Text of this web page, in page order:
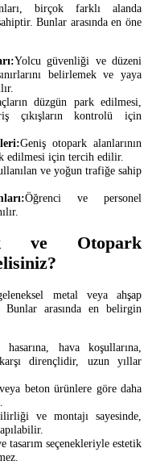
birçok farklı alanda
Bunlar arasında en öne
Yolcu güvenliği ve düzeni
belirlemek ve yaya
düzgün park edilmesi,
çıkışların kontrolü için
Geniş otopark alanlarının
edilmesi için tercih edilir.
ve yoğun trafiğe sahip
Öğrenci ve personel
ve Otopark
metal veya ahşap
Bunlar arasında en belirgin
hava koşullarına,
dirençlidir, uzun yıllar
beton ürünlere göre daha
ve montajı sayesinde,
tasarım seçenekleriyle estetik